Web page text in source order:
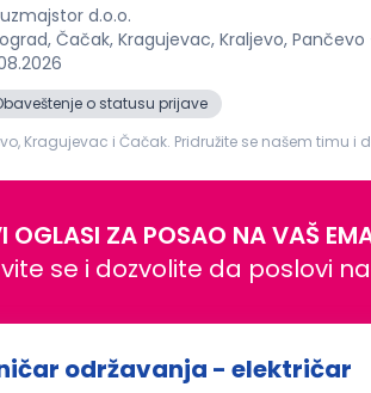
d.o.o.
Čačak, Kragujevac, Kraljevo, Pančevo
o statusu prijave
Kragujevac i Čačak. Pridružite se našem timu
OGLASI ZA POSAO NA VAŠ
se i dozvolite da poslovi
održavanja - električar